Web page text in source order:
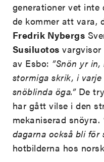
generationer vet
de kommer att vara,
Fredrik Nybergs
Susiluotos
av Esbo: ”Snön yr
stormiga skrik, i
snöblinda öga.”De
har gått vilse i den
mekaniserad snöyra.
dagarna också bli för
hotbilderna hos